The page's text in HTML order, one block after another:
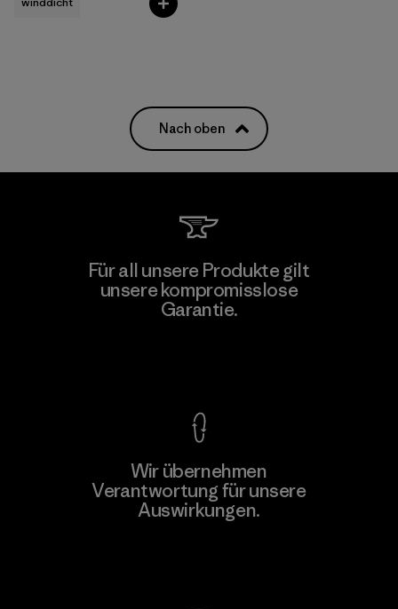
Nach oben
Für all unsere Produkte gilt
unsere kompromisslose
Garantie.
Wir übernehmen
Verantwortung für unsere
Auswirkungen.